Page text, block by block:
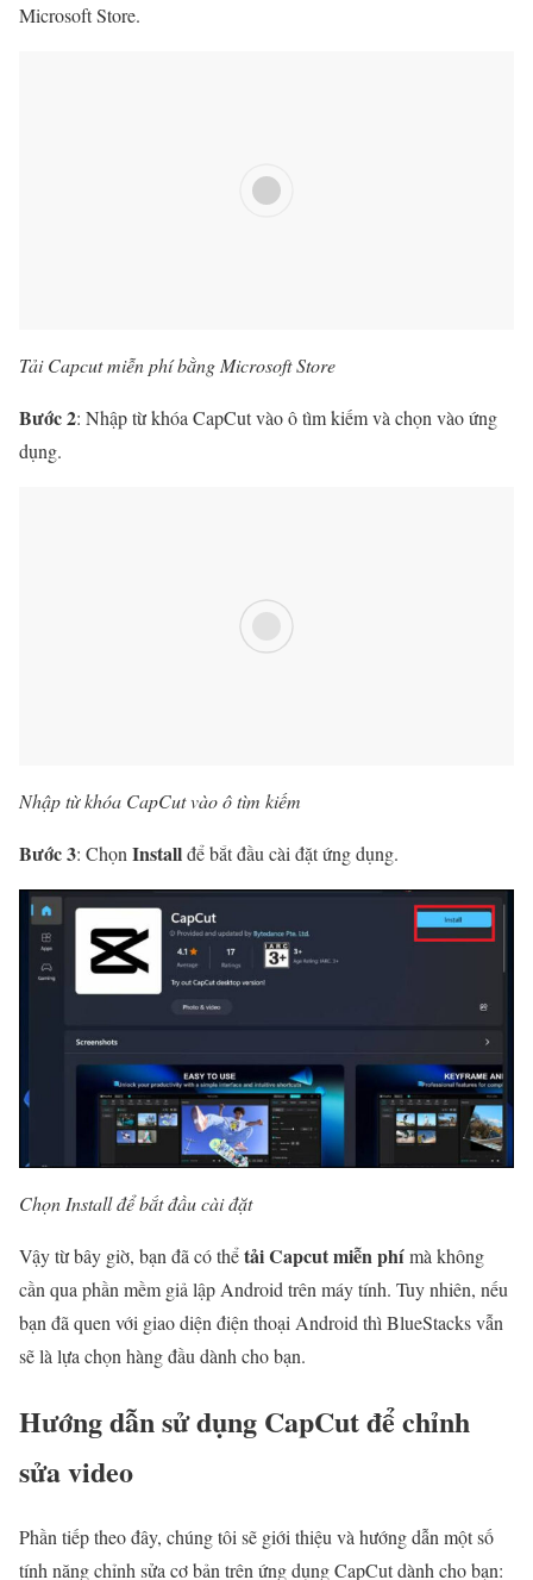
Microsoft Store.
Tải Capcut miễn phí bằng Microsoft Store
Bước 2: Nhập từ khóa CapCut vào ô tìm kiếm và chọn vào ứng
dụng.
Nhập từ khóa CapCut vào ô tìm kiếm
Bước 3: Chọn Installđể bắt đầu cài đặt ứng dụng.
Chọn Install để bắt đầu cài đặt
Vậy từ bây giờ, bạn đã có thểtải Capcut miễn phímà không
cần qua phần mềm giả lập Android trên máy tính. Tuy nhiên, nếu
bạn đã quen với giao diện điện thoại Android thì BlueStacks vẫn
sẽ là lựa chọn hàng đầu dành cho bạn.
Hướng dẫn sử dụng CapCut để chỉnh
sửa video
Phần tiếp theo đây, chúng tôi sẽ giới thiệu và hướng dẫn một số
tính năng chỉnh sửa cơ bản trên ứng dụng CapCut dành cho bạn: